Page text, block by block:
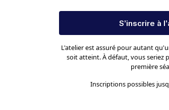
S’inscrire à
L'atelier est assuré pour autant
soit atteint. À défaut, vous seriez
première
Inscriptions possibles